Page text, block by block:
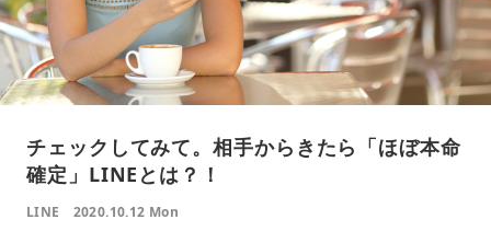
チェックしてみて。相手からきたら「ほぼ本命
確定」LINEとは？！
LINE 2020.10.12 Mon